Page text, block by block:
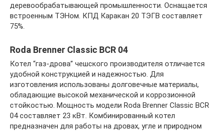
деревообрабатывающей промышленности. Оснащается
встроенным ТЭНом. КПД Каракан 20 ТЭГВ составляет
75%.
Roda Brenner Classic BCR 04
Котел “газ-дрова” чешского производителя отличается
удобной конструкцией и надежностью. Для
изготовления использованы долговечные материалы,
обладающие высокой механической и коррозионной
стойкостью. Мощность модели Roda Brenner Classic BCR
04 составляет 23 кВт. Комбинированный котел
предназначен для работы на дровах, угле и природном